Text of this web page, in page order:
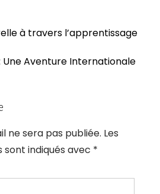
à travers l’apprentissage
Une Aventure Internationale
ne sera pas publiée. Les
indiqués avec *